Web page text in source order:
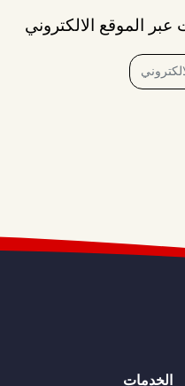
الموقع الالكتروني
الخدمات